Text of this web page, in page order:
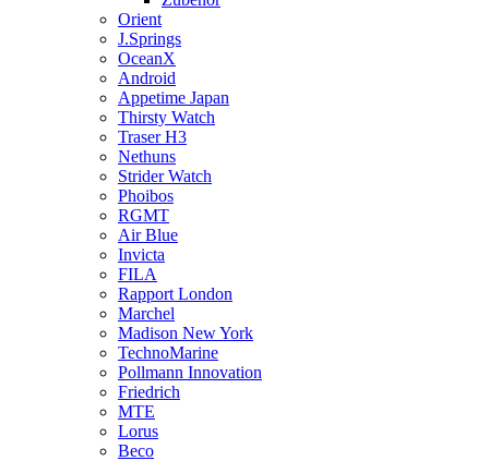
Orient
J.Springs
OceanX
Android
Appetime Japan
Thirsty Watch
Traser H3
Nethuns
Strider Watch
Phoibos
RGMT
Air Blue
Invicta
FILA
Rapport London
Marchel
Madison New York
TechnoMarine
Pollmann Innovation
Friedrich
MTE
Lorus
Beco